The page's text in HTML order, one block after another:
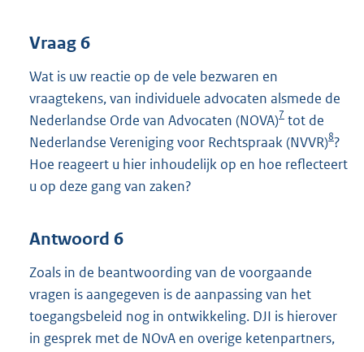
Vraag 6
Wat is uw reactie op de vele bezwaren en
vraagtekens, van individuele advocaten alsmede de
Nederlandse Orde van Advocaten (NOVA)7 tot de
Nederlandse Vereniging voor Rechtspraak (NVVR)8?
Hoe reageert u hier inhoudelijk op en hoe reflecteert
u op deze gang van zaken?
Antwoord 6
Zoals in de beantwoording van de voorgaande
vragen is aangegeven is de aanpassing van het
toegangsbeleid nog in ontwikkeling. DJI is hierover
in gesprek met de NOvA en overige ketenpartners,